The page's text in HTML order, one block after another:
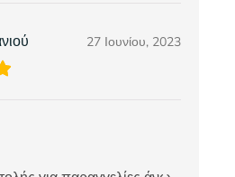
27 Ιουνίου, 2023